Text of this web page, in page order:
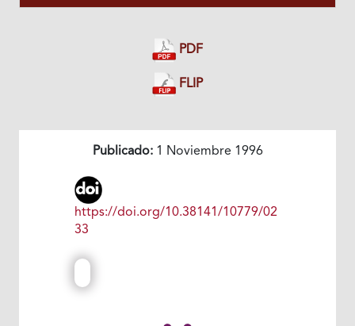
PDF
FLIP
Publicado:1 Noviembre 1996
https://doi.org/10.38141/10779/02
33